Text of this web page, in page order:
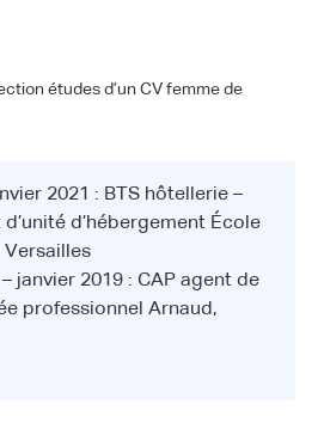
études d’un CV femme de
2021 : BTS hôtellerie –
d’hébergement École
Versailles
janvier 2019 : CAP agent de
professionnel Arnaud,